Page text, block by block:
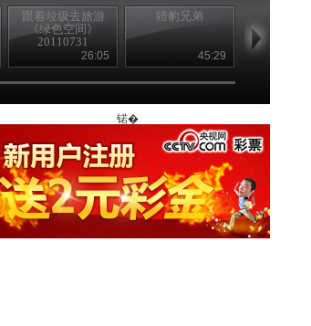
跟着垃圾去旅游
《绿色空间》
20110731
26:05
猎豹兄弟
45:29
狂 《绿色
锘�